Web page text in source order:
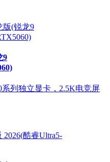
9
列独立显卡，2.5K电竞屏